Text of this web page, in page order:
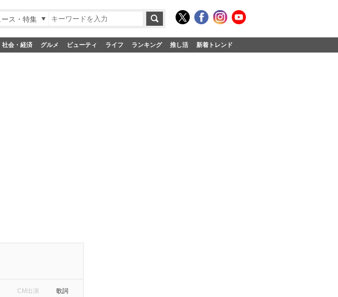
ース・特集
社会・経済 グルメ ビューティ ライフ ランキング 推し活 新着トレンド
CM出演 歌詞